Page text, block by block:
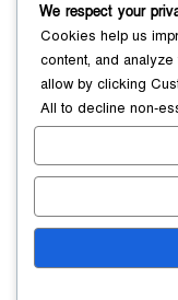
We respect your
Cookies help us
content, and
allow by clicking
All to decline non-